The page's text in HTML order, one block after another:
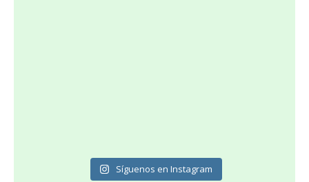
Síguenos en Instagram